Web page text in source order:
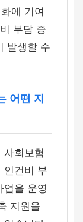
에 기여
부담 증
발생할 수
어떤 지
사회보험
인건비 부
업을 운영
지원을